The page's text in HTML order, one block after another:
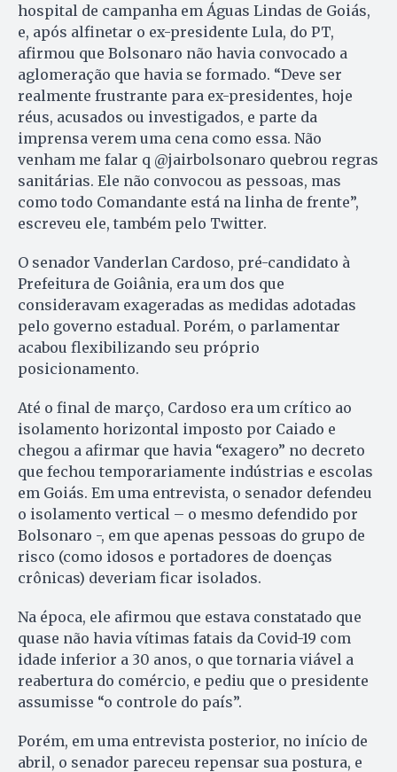
hospital de campanha em Águas Lindas de Goiás,
e, após alfinetar o ex-presidente Lula, do PT,
afirmou que Bolsonaro não havia convocado a
aglomeração que havia se formado. “Deve ser
realmente frustrante para ex-presidentes, hoje
réus, acusados ou investigados, e parte da
imprensa verem uma cena como essa. Não
venham me falar q @jairbolsonaro quebrou regras
sanitárias. Ele não convocou as pessoas, mas
como todo Comandante está na linha de frente”,
escreveu ele, também pelo Twitter.
O senador Vanderlan Cardoso, pré-candidato à
Prefeitura de Goiânia, era um dos que
consideravam exageradas as medidas adotadas
pelo governo estadual. Porém, o parlamentar
acabou flexibilizando seu próprio
posicionamento.
Até o final de março, Cardoso era um crítico ao
isolamento horizontal imposto por Caiado e
chegou a afirmar que havia “exagero” no decreto
que fechou temporariamente indústrias e escolas
em Goiás. Em uma entrevista, o senador defendeu
o isolamento vertical – o mesmo defendido por
Bolsonaro -, em que apenas pessoas do grupo de
risco (como idosos e portadores de doenças
crônicas) deveriam ficar isolados.
Na época, ele afirmou que estava constatado que
quase não havia vítimas fatais da Covid-19 com
idade inferior a 30 anos, o que tornaria viável a
reabertura do comércio, e pediu que o presidente
assumisse “o controle do país”.
Porém, em uma entrevista posterior, no início de
abril, o senador pareceu repensar sua postura, e